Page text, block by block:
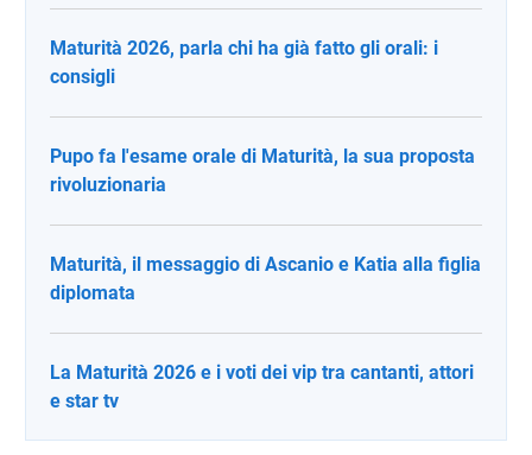
Maturità 2026, parla chi ha già fatto gli orali: i
consigli
Pupo fa l'esame orale di Maturità, la sua proposta
rivoluzionaria
Maturità, il messaggio di Ascanio e Katia alla figlia
diplomata
La Maturità 2026 e i voti dei vip tra cantanti, attori
e star tv